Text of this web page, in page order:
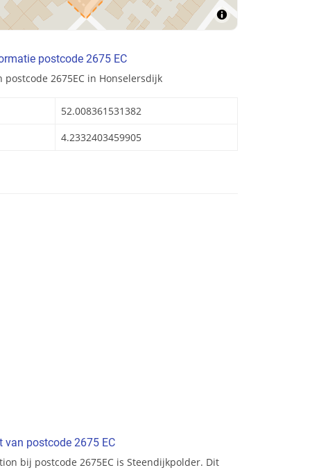
postcode 2675 EC
2675EC in Honselersdijk
52.008361531382
4.2332403459905
postcode 2675 EC
bij postcode 2675EC is Steendijkpolder. Dit